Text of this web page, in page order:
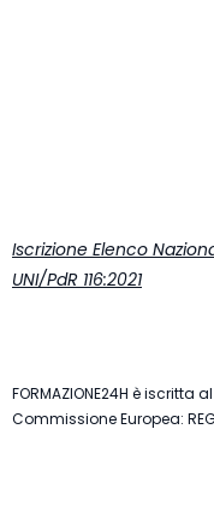
Iscrizione Elenco
UNI/PdR 116:2021
FORMAZIONE24H è
Commissione Europea: